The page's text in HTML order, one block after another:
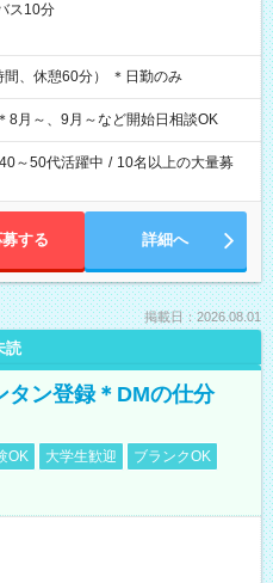
ス10分
、休憩60分） ＊日勤のみ
～、9月～など開始日相談OK
40～50代活躍中 / 10名以上の大量募
募する 詳細へ
掲載日：2026.08.01
読
タン登録＊DMの仕分
OK 大学生歓迎
ブランクOK